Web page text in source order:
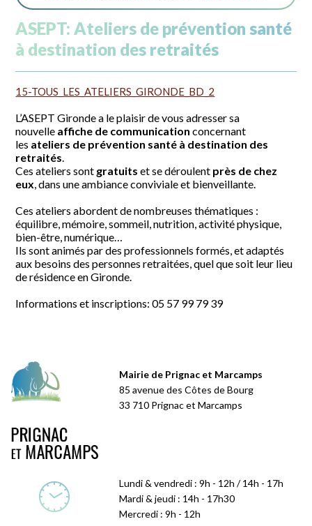
ASEPT: Ateliers de prévention santé
à destination des retraités
15-TOUS_LES_ATELIERS_GIRONDE_BD_2
L’ASEPT Gironde a le plaisir de vous adresser sa
nouvelle affiche de communication concernant
les ateliers de prévention santé à destination des
retraités.
Ces ateliers sont gratuits et se déroulent près de chez
eux, dans une ambiance conviviale et bienveillante.
Ces ateliers abordent de nombreuses thématiques :
équilibre, mémoire, sommeil, nutrition, activité physique,
bien-être, numérique…
Ils sont animés par des professionnels formés, et adaptés
aux besoins des personnes retraitées, quel que soit leur lieu
de résidence en Gironde.
Informations et inscriptions: 05 57 99 79 39
Mairie de Prignac et Marcamps
85 avenue des Côtes de Bourg
33 710 Prignac et Marcamps
Lundi & vendredi : 9h - 12h / 14h - 17h
Mardi & jeudi : 14h - 17h30
Mercredi : 9h - 12h